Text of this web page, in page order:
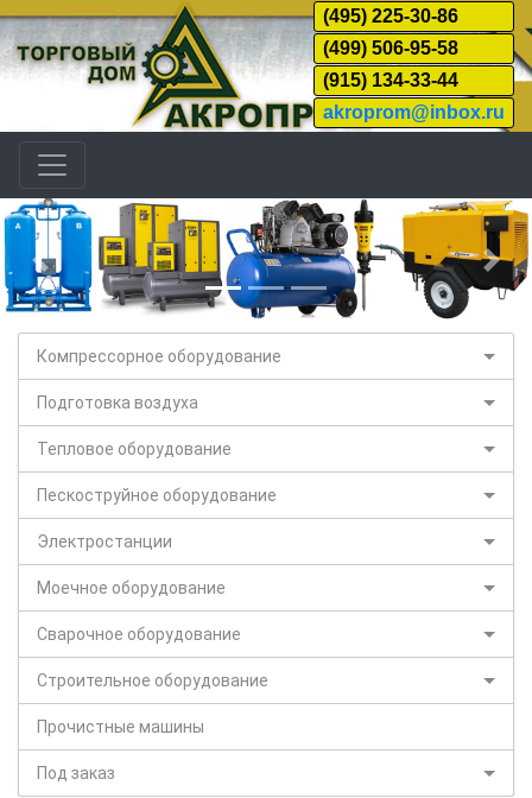
(495) 225-30-86
(499) 506-95-58
(915) 134-33-44
akroprom@inbox.ru
Назад
Компрессорное оборудование
Подготовка воздуха
Тепловое оборудование
Пескоструйное оборудование
Электростанции
Моечное оборудование
Сварочное оборудование
Строительное оборудование
Прочистные машины
Под заказ